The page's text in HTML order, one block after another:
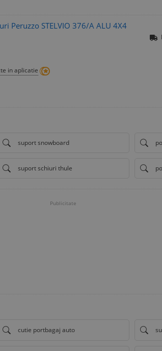
Peruzzo STELVIO 376/A ALU 4X4
in aplicatie
suport snowboard
suport schiuri thule
Publicitate
cutie portbagaj auto